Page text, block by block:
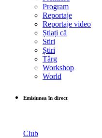
Program
Reportaje
Reportaje video
Știați că
Stiri
Știri
Târg
Workshop
World
Emisiunea în direct
Club